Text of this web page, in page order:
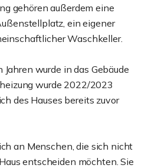
gehören außerdem eine
ein eigener
Waschkeller.
wurde in das Gebäude
wurde 2022/2023
des Hauses bereits zuvor
an Menschen, die sich nicht
entscheiden möchten. Sie